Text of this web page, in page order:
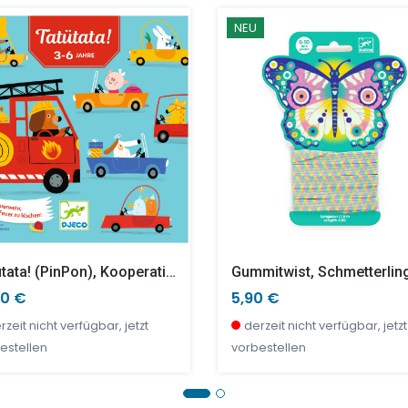
€
Stück verfügbar
Lucky Ducky, Taktik
30,90 €
wenige Stück verfügbar
Tierbuchstabe
€
verfügbar
Pomea Booklets (im
wenige Stück verfügbar
Tatütata! (PinPon), Kooperationsspiel
€
nicht verfügbar, jetzt
NEU
Gummitwist,
5,90 €
derzeit nicht verfügbar, jetzt
vorbestellen